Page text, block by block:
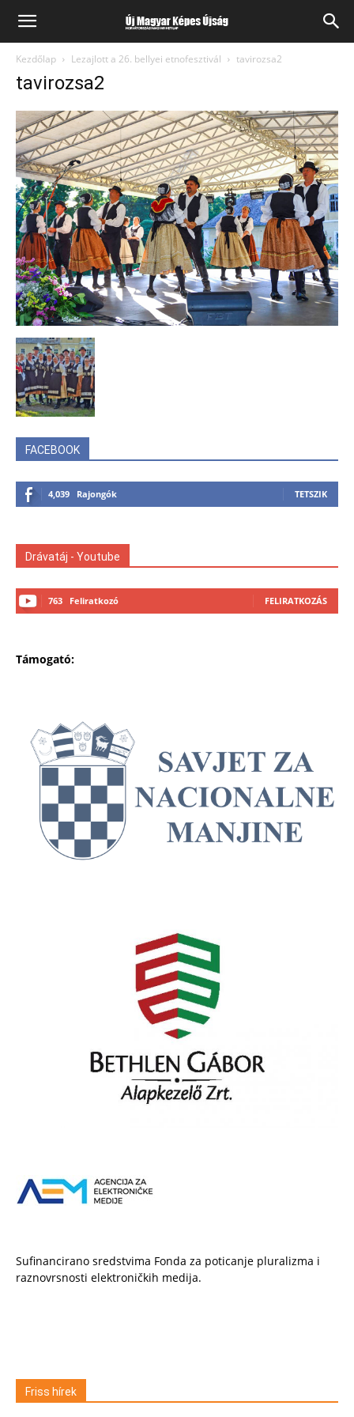
Kezdőlap Lezajlott a 26. bellyei etnofesztivál tavirozsa2
tavirozsa2
FACEBOOK
4,039 Rajongók TETSZIK
Drávatáj - Youtube
763 Feliratkozó FELIRATKOZÁS
Támogató:
Sufinancirano sredstvima Fonda za poticanje pluralizma i
raznovrsnosti elektroničkih medija.
Friss hírek